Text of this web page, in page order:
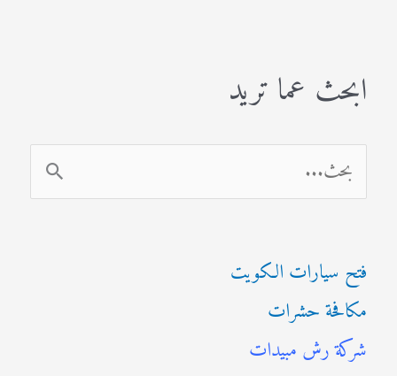
ابحث عما تريد
ل
ح
ث
ع
فتح سيارات الكويت
مكافحة حشرات
شركة رش مبيدات